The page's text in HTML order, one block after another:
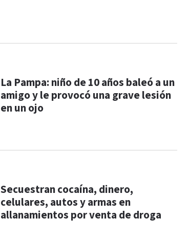
La Pampa: niño de 10 años baleó a un
amigo y le provocó una grave lesión
en un ojo
Secuestran cocaína, dinero,
celulares, autos y armas en
allanamientos por venta de droga